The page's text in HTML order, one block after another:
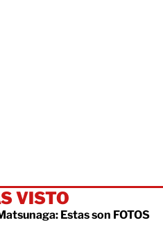
VISTO
Estas son FOTOS